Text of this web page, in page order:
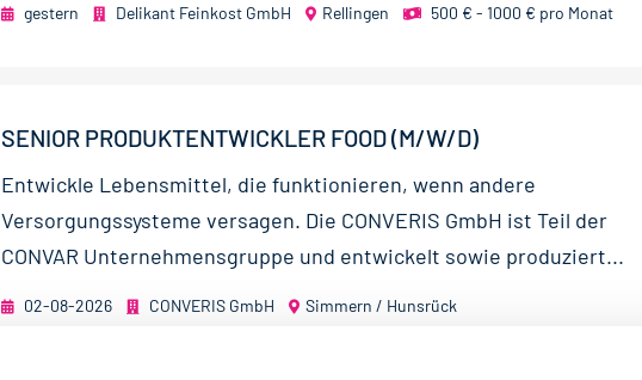
gestern Delikant Feinkost GmbH Rellingen 500 € - 1000 € pro Monat
SENIOR PRODUKTENTWICKLER FOOD (M/W/D)
Entwickle Lebensmittel, die funktionieren, wenn andere
Versorgungssysteme versagen. Die CONVERIS GmbH ist Teil der
CONVAR Unternehmensgruppe und entwickelt sowie produziert...
02-08-2026 CONVERIS GmbH
Simmern / Hunsrück